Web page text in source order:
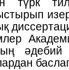
түрк
әдебий